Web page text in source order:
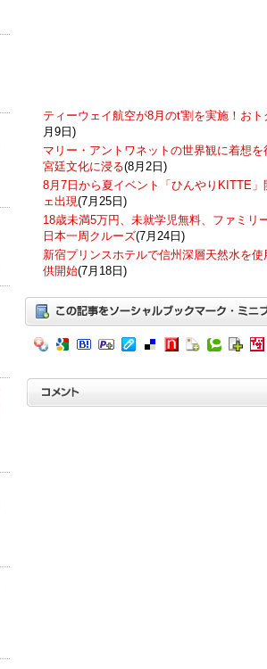
ティーウェイ航空が8月のt'割を実施！お
月9日)
マリー・アントワネットの世界観に着想
宮廷文化に浸る(8月2日)
8月7日から夏イベント「ひんやりKITTE
ェ出現(7月25日)
18歳未満5万円、未就学児無料、ファミリ
日本一周クルーズ(7月24日)
新宿プリンスホテルで信州深層天然水を
供開始(7月18日)